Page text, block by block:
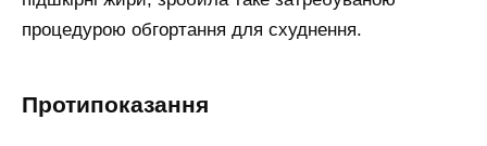
процедурою обгортання для схуднення.
протипоказання